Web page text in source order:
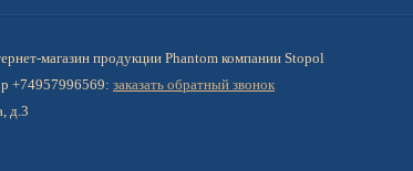
магазин продукции Phantom компании Stopol
+74957996569: заказать обратный звонок
д.3